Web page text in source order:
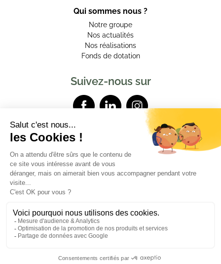
Qui sommes nous ?
Notre groupe
Nos actualités
Nos réalisations
Fonds de dotation
Suivez-nous sur
Powered by Elixir